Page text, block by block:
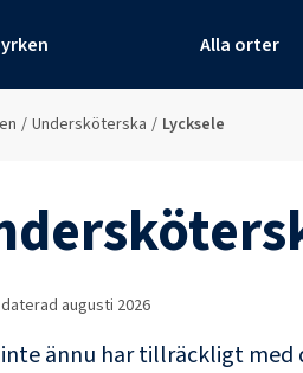
Alla orter
/ Undersköterska / Lycksele
augusti 2026
inte ännu har tillräckligt med